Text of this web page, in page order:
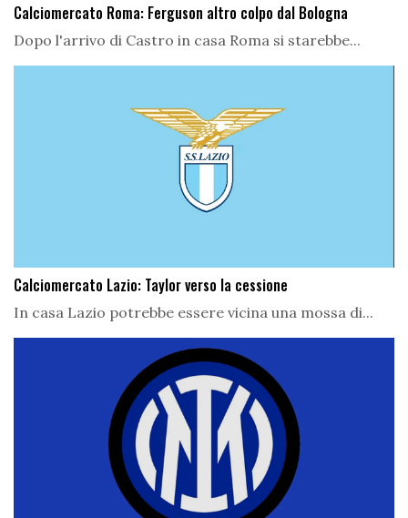
Calciomercato Roma: Ferguson altro colpo dal Bologna
Dopo l'arrivo di Castro in casa Roma si starebbe...
Calciomercato Lazio: Taylor verso la cessione
In casa Lazio potrebbe essere vicina una mossa di...